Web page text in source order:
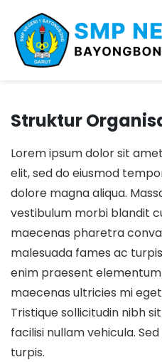
Struktur
Lorem ipsum dolor sit
elit, sed do eiusmod
dolore magna aliqua.
vestibulum morbi blandit
maecenas pharetra
malesuada fames ac
enim praesent elementum
maecenas ultricies mi
Tristique sollicitudin nibh
facilisi nullam vehicula.
turpis.